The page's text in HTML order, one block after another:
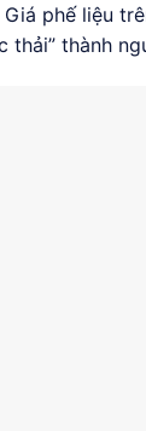
phế liệu
thải” thành